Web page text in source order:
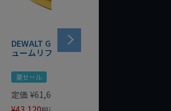
DEWALT GRABO 18V電動バキ
ュームリフター DCE590N-XJ
夏セール
定価 ¥61,600